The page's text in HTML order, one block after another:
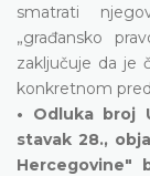
smatrati
„građansko
zaključuje da je
konkretnom
• Odluka broj
stavak 28.,
Hercegovine"